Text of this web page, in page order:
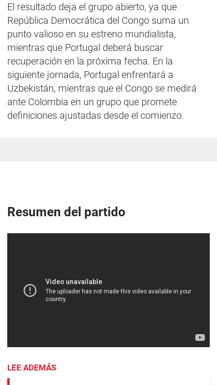
El resultado deja el grupo abierto, ya que
República Democrática del Congo suma un
punto valioso en su estreno mundialista,
mientras que Portugal deberá buscar
recuperación en la próxima fecha. En la
siguiente jornada, Portugal enfrentará a
Uzbekistán, mientras que el Congo se medirá
ante Colombia en un grupo que promete
definiciones ajustadas desde el comienzo.
Resumen del partido
LEE ADEMÁS